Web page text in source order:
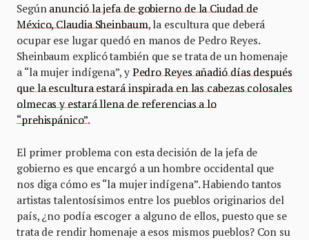
Segúnanunció la jefa de gobierno de la Ciudad de
México, Claudia Sheinbaum, la escultura que deberá
ocupar ese lugar quedó en manos de Pedro Reyes.
Sheinbaum explicó también que se trata de un homenaje
a “la mujer indígena”, y Pedro Reyes añadió días después
que la escultura estará inspirada en las cabezas colosales
olmecas y estará llena de referencias a lo
“prehispánico”.
El primer problema con esta decisión de la jefa de
gobierno es que encargó a un hombre occidental que
nos diga cómo es “la mujer indígena”. Habiendo tantos
artistas talentosísimos entre los pueblos originarios del
país, ¿no podía escoger a alguno de ellos, puesto que se
trata de rendir homenaje a esos mismos pueblos? Con su